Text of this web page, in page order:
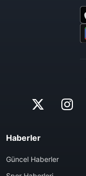
Haberler
Güncel Haberler